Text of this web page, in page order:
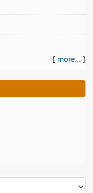
[ more... ]